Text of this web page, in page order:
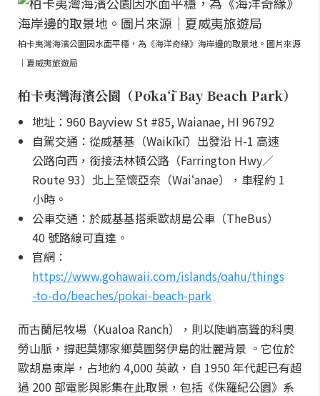
柏卡夷灣海濱公園因水面平穩，為《海洋奇緣》海岸邊的取景地。圖片來源
｜夏威夷旅遊局
柏卡夷灣海濱公園（Pōkaʻī Bay Beach Park）
地址：960 Bayview St #85, Waianae, HI 96792
自駕交通：從威基基（Waikīkī）出發沿 H-1 高速
公路向西，銜接法林頓公路（Farrington Hwy／
Route 93）北上至懷亞奈（Waiʻanae），車程約 1
小時。
公車交通：於威基基搭乘歐胡島公車（TheBus）
40 號路線可直達。
官網：
https://www.gohawaii.com/islands/oahu/things
-to-do/beaches/pokai-beach-park
而古蘭尼牧場（Kualoa Ranch），則以陡峭高聳的科奧
勞山脈，撐起莫娜家鄉莫圖努伊島的壯麗背景 。它位於
歐胡島東岸，占地約 4,000 英畝，自 1950 年代起已有超
過 200 部電影與影集在此取景，包括《侏羅紀公園》系